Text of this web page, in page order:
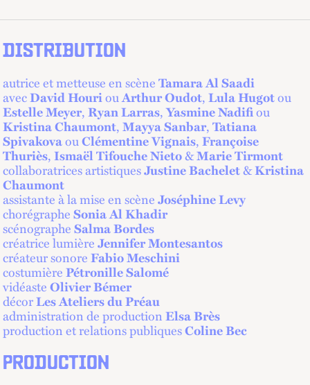
DISTRIBUTION
autrice et metteuse en scèneTamara Al Saadi
avecDavid HouriouArthur Oudot,Lula Hugotou
Estelle Meyer,Ryan Larras,Yasmine Nadifiou
Kristina Chaumont,Mayya Sanbar,Tatiana
SpivakovaouClémentine Vignais,Françoise
Thuriès,Ismaël Tifouche Nieto&Marie Tirmont
collaboratrices artistiquesJustine Bachelet&Kristina
Chaumont
assistante à la mise en scèneJoséphine Levy
chorégrapheSonia Al Khadir
scénographeSalma Bordes
créatrice lumièreJennifer Montesantos
créateur sonoreFabio Meschini
costumièrePétronille Salomé
vidéasteOlivier Bémer
décorLes Ateliers du Préau
administration de productionElsa Brès
production et relations publiquesColine Bec
PRODUCTION